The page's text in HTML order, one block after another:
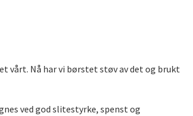
vårt. Nå har vi børstet støv av det og brukt
ved god slitestyrke, spenst og